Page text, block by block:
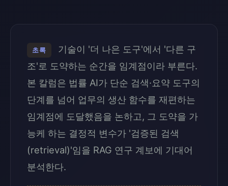
초록
기술이 '더 나은 도구'에서 '다른 구
조'로 도약하는 순간을 임계점이라 부른다.
본 칼럼은 법률 AI가 단순 검색·요약 도구의
단계를 넘어 업무의 생산 함수를 재편하는
임계점에 도달했음을 논하고, 그 도약을 가
능케 하는 결정적 변수가 '검증된 검색
(retrieval)'임을 RAG 연구 계보에 기대어
분석한다.